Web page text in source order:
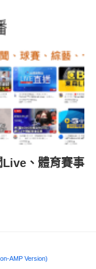
、體育賽事
AMP Version)